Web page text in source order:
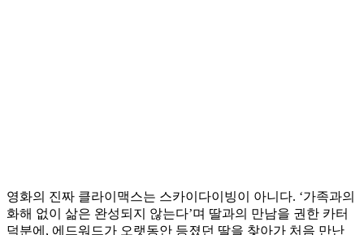
영화의 진짜 클라이맥스는 스카이다이빙이 아니다. ‘가족과의
화해 없이 삶은 완성되지 않는다’며 딸과의 만남을 권한 카터
덕분에, 에드워드가 오랫동안 등졌던 딸을 찾아가 처음 만난